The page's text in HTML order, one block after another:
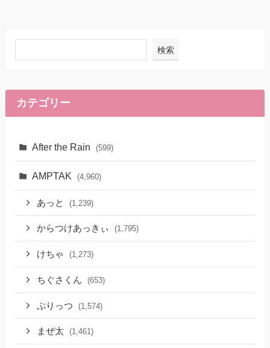
検索
カテゴリー
After the Rain (599)
AMPTAK (4,960)
あっと (1,239)
からつけあっきぃ (1,795)
けちゃ (1,273)
ちぐさくん (653)
ぷりっつ (1,574)
まぜ太 (1,461)